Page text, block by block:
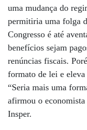
uma mudança do
permitiria uma folga
Congresso é até
benefícios sejam
renúncias fiscais.
formato de lei e
“Seria mais uma
afirmou o
Insper.